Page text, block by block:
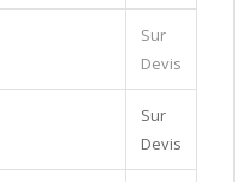
Sur
Devis
Sur
Devis